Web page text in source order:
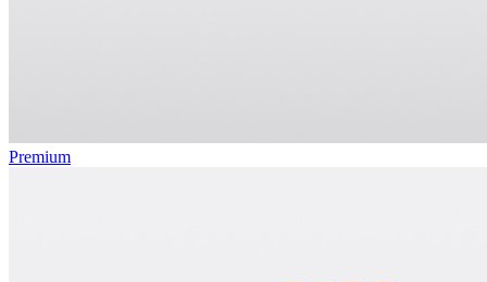
Premium